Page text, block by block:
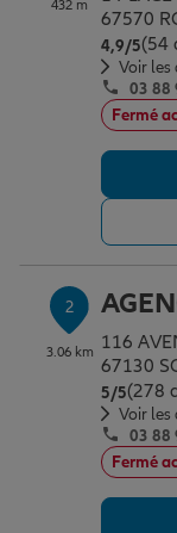
Assurance
Prévoyance et
Assurance
Protection de
Protection
Épargne & retraite
Plan
Assurance vie
Placements
Transmission
Vos projets
Partir en
Déménager
Changer de
Départ à la
Conseil assurance
Outre-mer
Assurance
Assurance
Professionnels
Allianz en France
432 m
67570
4,9/5Note
(54
Voir les
03 88
Fermé
2
3.06 km 116
67130
5/5Note de 5
(278
Voir les
03 88
Fermé